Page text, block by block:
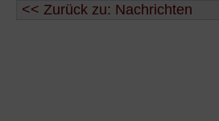
<< Zurück zu: Nachrichten